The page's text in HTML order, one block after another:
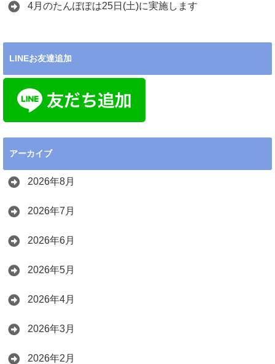
4月のたんぽぽは25日(土)に実施します
LINEお友達追加
アーカイブ
2026年8月
2026年7月
2026年6月
2026年5月
2026年4月
2026年3月
2026年2月